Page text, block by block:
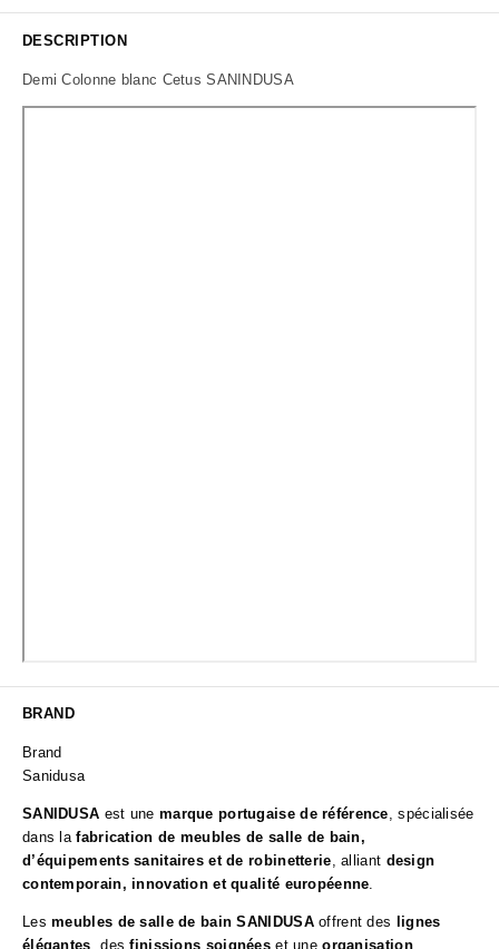
DESCRIPTION
Demi Colonne blanc Cetus SANINDUSA
BRAND
Brand
Sanidusa
SANIDUSA est une marque portugaise de référence, spécialisée
dans lafabrication de meubles de salle de bain,
d’équipements sanitaires et de robinetterie, alliant design
contemporain, innovation et qualité européenne.
Lesmeubles de salle de bain SANIDUSAoffrent des
lignes
élégantes , desfinissions soignéeset uneorganisation